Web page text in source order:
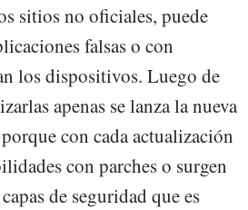
sitios no oficiales, puede
falsas o con
los dispositivos. Luego de
apenas se lanza la nueva
con cada actualización
con parches o surgen
de seguridad que es